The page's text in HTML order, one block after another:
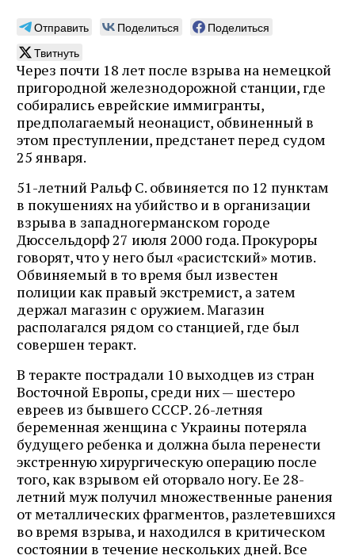
Отправить Поделиться
Поделиться
Твитнуть
Через почти 18 лет после взрыва на немецкой
пригородной железнодорожной станции, где
собирались еврейские иммигранты,
предполагаемый неонацист, обвиненный в
этом преступлении, предстанет перед судом
25 января.
51-летний Ральф С. обвиняется по 12 пунктам
в покушениях на убийство и в организации
взрыва в западногерманском городе
Дюссельдорф 27 июля 2000 года. Прокуроры
говорят, что у него был «расистский» мотив.
Обвиняемый в то время был известен
полиции как правый экстремист, а затем
держал магазин с оружием. Магазин
располагался рядом со станцией, где был
совершен теракт.
В теракте пострадали 10 выходцев из стран
Восточной Европы, среди них — шестеро
евреев из бывшего СССР. 26-летняя
беременная женщина с Украины потеряла
будущего ребенка и должна была перенести
экстренную хирургическую операцию после
того, как взрывом ей оторвало ногу. Ее 28-
летний муж получил множественные ранения
от металлических фрагментов, разлетевшихся
во время взрыва, и находился в критическом
состоянии в течение нескольких дней. Все